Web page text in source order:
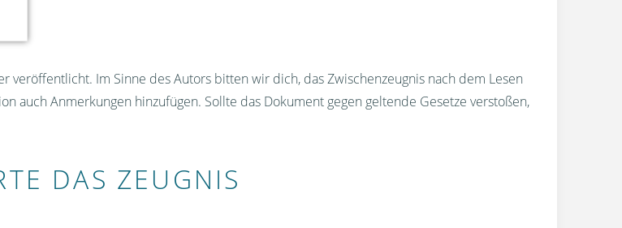
veröffentlicht. Im Sinne des Autors bitten wir dich, das Zwischenzeugnis nach dem Lesen
auch Anmerkungen hinzufügen. Sollte das Dokument gegen geltende Gesetze verstoßen,
DAS ZEUGNIS